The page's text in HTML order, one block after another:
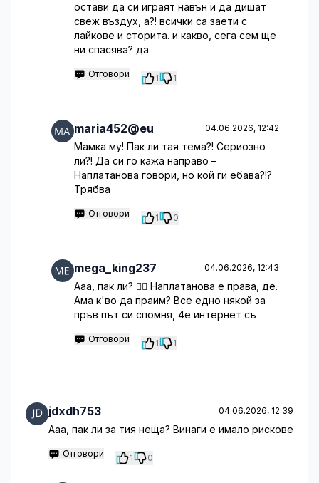
остави да си играят навън и да дишат
свеж въздух, а?! всички са заети с
лайкове и сторита. и какво, сега сем ще
ни спасява? да
Отговори 1 1
maria452@eu 04.06.2026, 12:42
Мамка му! Пак ли тая тема?! Сериозно
ли?! Да си го кажа направо –
Наплатанова говори, но кой ги ебава?!?
Трябва
Отговори 1 0
mega_king237 04.06.2026, 12:43
Ааа, пак ли? 🤦‍♀️ Наплатанова е права, де.
Ама к'во да праим? Все едно някой за
пръв път си спомня, 4е интернет съ
Отговори 1 1
jdxdh753 04.06.2026, 12:39
Ааа, пак ли за тия неща? Винаги е имало рискове
Отговори 1 0